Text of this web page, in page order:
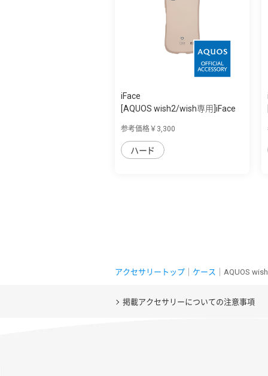
iFace
[AQUOS wish2/wish専用]iFace
参考価格￥3,300
ハード
アクセサリートップ ケース ｜AQUOS
掲載アクセサリーについての注意事項